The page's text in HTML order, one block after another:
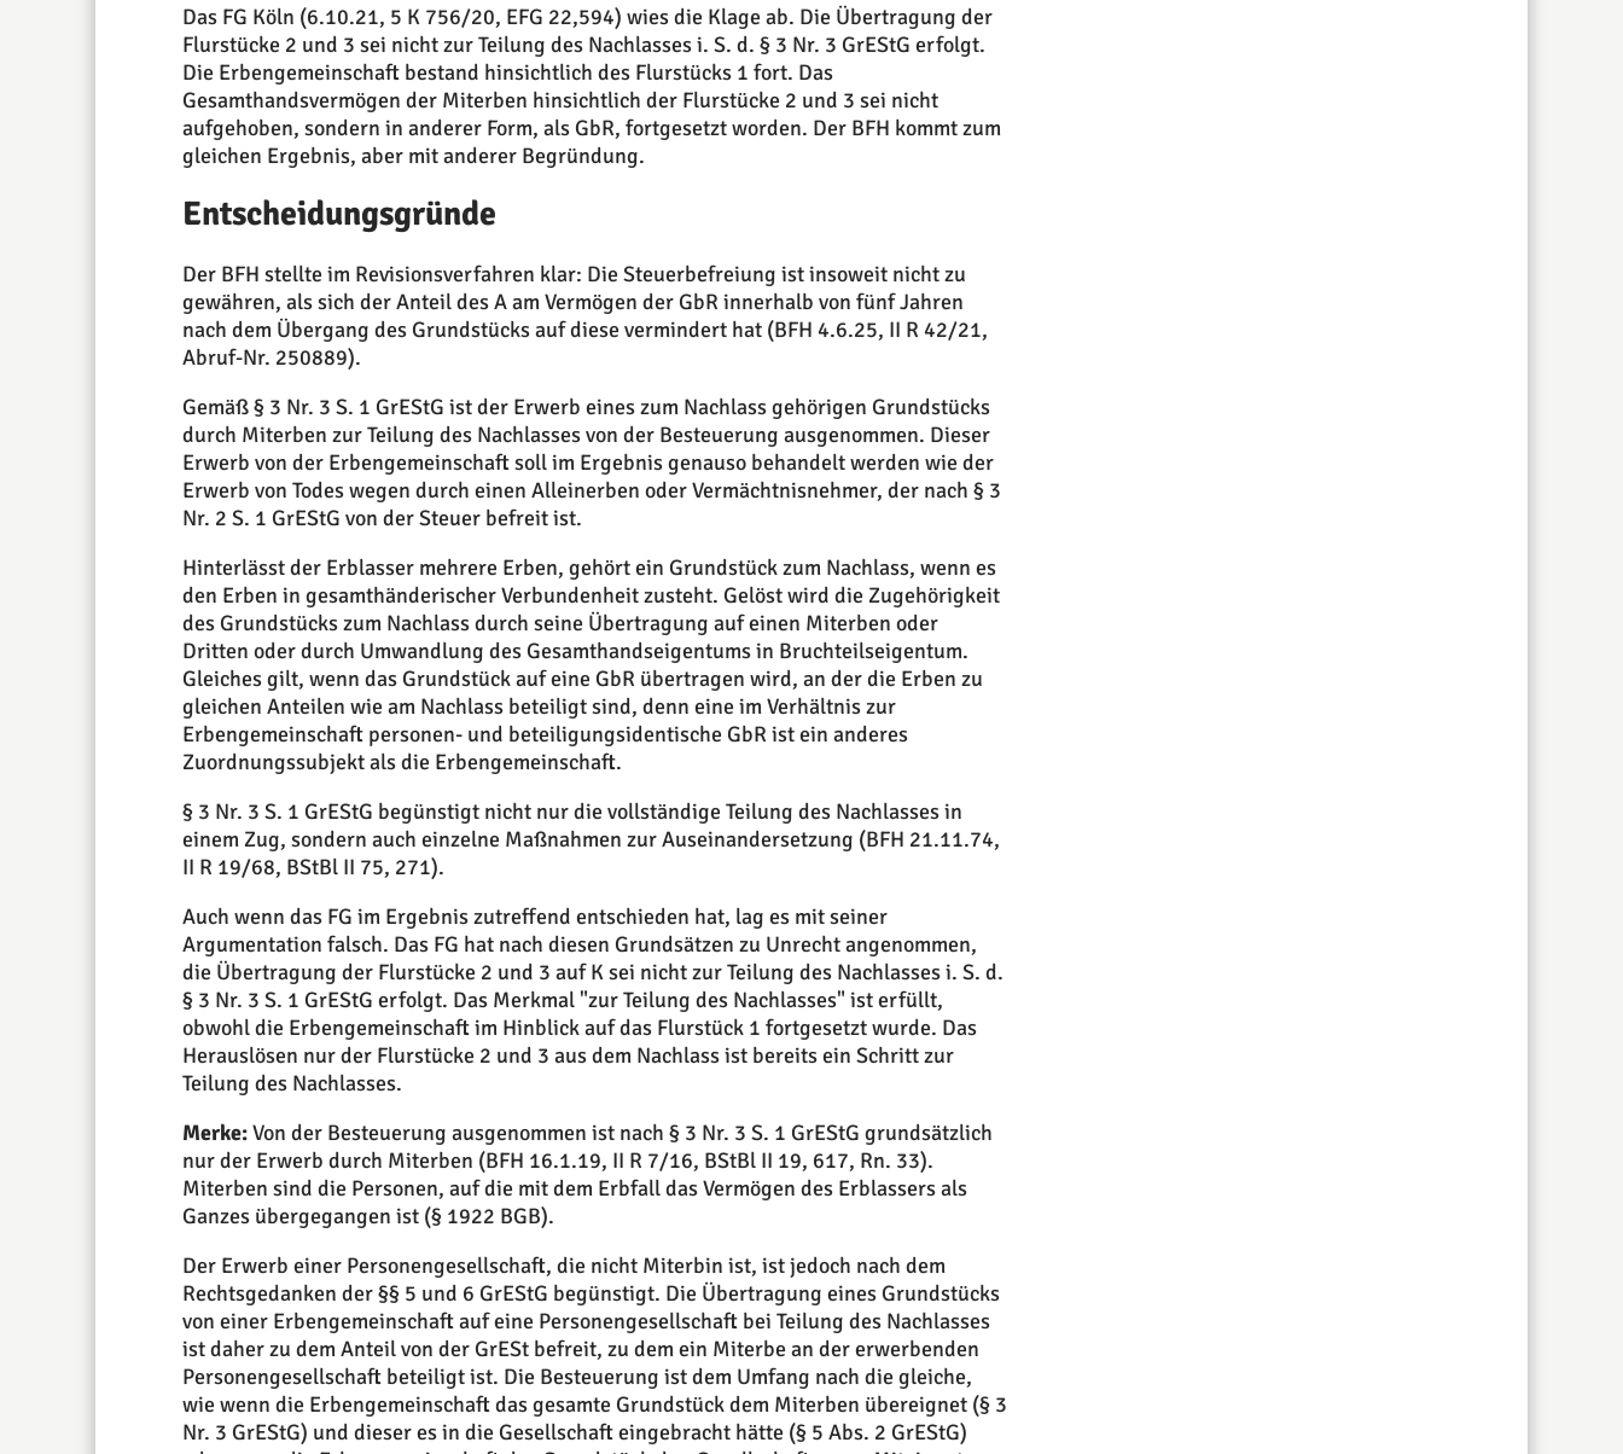
Das FG Köln (6.10.21, 5 K 756/20, EFG 22,594) wies die Klage ab. Die Übertragung der
Flurstücke 2 und 3 sei nicht zur Teilung des Nachlasses i. S. d. § 3 Nr. 3 GrEStG erfolgt.
Die Erbengemeinschaft bestand hinsichtlich des Flurstücks 1 fort. Das
Gesamthandsvermögen der Miterben hinsichtlich der Flurstücke 2 und 3 sei nicht
aufgehoben, sondern in anderer Form, als GbR, fortgesetzt worden. Der BFH kommt zum
gleichen Ergebnis, aber mit anderer Begründung.
Entscheidungsgründe
Der BFH stellte im Revisionsverfahren klar: Die Steuerbefreiung ist insoweit nicht zu
gewähren, als sich der Anteil des A am Vermögen der GbR innerhalb von fünf Jahren
nach dem Übergang des Grundstücks auf diese vermindert hat (BFH 4.6.25, II R 42/21,
Abruf-Nr. 250889).
Gemäß § 3 Nr. 3 S. 1 GrEStG ist der Erwerb eines zum Nachlass gehörigen Grundstücks
durch Miterben zur Teilung des Nachlasses von der Besteuerung ausgenommen. Dieser
Erwerb von der Erbengemeinschaft soll im Ergebnis genauso behandelt werden wie der
Erwerb von Todes wegen durch einen Alleinerben oder Vermächtnisnehmer, der nach § 3
Nr. 2 S. 1 GrEStG von der Steuer befreit ist.
Hinterlässt der Erblasser mehrere Erben, gehört ein Grundstück zum Nachlass, wenn es
den Erben in gesamthänderischer Verbundenheit zusteht. Gelöst wird die Zugehörigkeit
des Grundstücks zum Nachlass durch seine Übertragung auf einen Miterben oder
Dritten oder durch Umwandlung des Gesamthandseigentums in Bruchteilseigentum.
Gleiches gilt, wenn das Grundstück auf eine GbR übertragen wird, an der die Erben zu
gleichen Anteilen wie am Nachlass beteiligt sind, denn eine im Verhältnis zur
Erbengemeinschaft personen- und beteiligungsidentische GbR ist ein anderes
Zuordnungssubjekt als die Erbengemeinschaft.
§ 3 Nr. 3 S. 1 GrEStG begünstigt nicht nur die vollständige Teilung des Nachlasses in
einem Zug, sondern auch einzelne Maßnahmen zur Auseinandersetzung (BFH 21.11.74,
II R 19/68, BStBl II 75, 271).
Auch wenn das FG im Ergebnis zutreffend entschieden hat, lag es mit seiner
Argumentation falsch. Das FG hat nach diesen Grundsätzen zu Unrecht angenommen,
die Übertragung der Flurstücke 2 und 3 auf K sei nicht zur Teilung des Nachlasses i. S. d.
§ 3 Nr. 3 S. 1 GrEStG erfolgt. Das Merkmal "zur Teilung des Nachlasses" ist erfüllt,
obwohl die Erbengemeinschaft im Hinblick auf das Flurstück 1 fortgesetzt wurde. Das
Herauslösen nur der Flurstücke 2 und 3 aus dem Nachlass ist bereits ein Schritt zur
Teilung des Nachlasses.
Merke:Von der Besteuerung ausgenommen ist nach § 3 Nr. 3 S. 1 GrEStG grundsätzlich
nur der Erwerb durch Miterben (BFH 16.1.19, II R 7/16, BStBl II 19, 617, Rn. 33).
Miterben sind die Personen, auf die mit dem Erbfall das Vermögen des Erblassers als
Ganzes übergegangen ist (§ 1922 BGB).
Der Erwerb einer Personengesellschaft, die nicht Miterbin ist, ist jedoch nach dem
Rechtsgedanken der §§ 5 und 6 GrEStG begünstigt. Die Übertragung eines Grundstücks
von einer Erbengemeinschaft auf eine Personengesellschaft bei Teilung des Nachlasses
ist daher zu dem Anteil von der GrESt befreit, zu dem ein Miterbe an der erwerbenden
Personengesellschaft beteiligt ist. Die Besteuerung ist dem Umfang nach die gleiche,
wie wenn die Erbengemeinschaft das gesamte Grundstück dem Miterben übereignet (§ 3
Nr. 3 GrEStG) und dieser es in die Gesellschaft eingebracht hätte (§ 5 Abs. 2 GrEStG)